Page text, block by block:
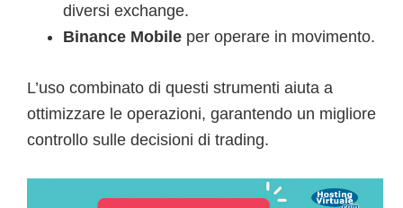
diversi exchange.
Binance Mobile per operare in movimento.
L’uso combinato di questi strumenti aiuta a
ottimizzare le operazioni, garantendo un migliore
controllo sulle decisioni di trading.